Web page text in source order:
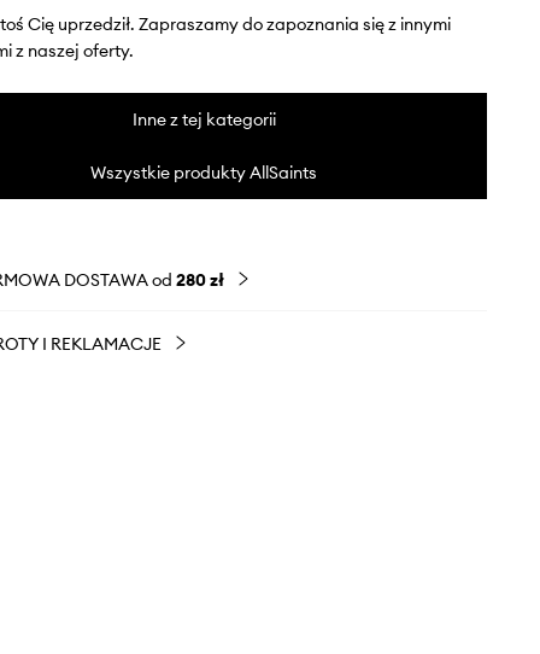
Cię uprzedził. Zapraszamy do zapoznania się z innymi
z naszej oferty.
Inne z tej kategorii
Wszystkie produkty AllSaints
DOSTAWA od 280 zł
I REKLAMACJE